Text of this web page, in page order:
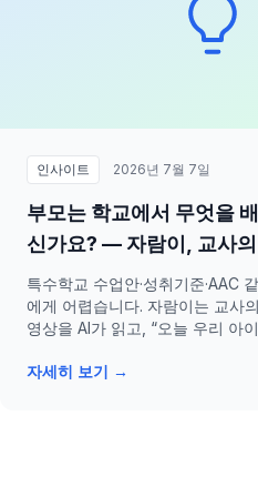
인사이트 2026년 7월 7일
부모는 학교에서 무엇을
신가요? — 자람이, 교사
모의 생활 언어로 번역합니
특수학교 수업안·성취기준·AAC
에게 어렵습니다. 자람이는 교사의
영상을 AI가 읽고, “오늘 우리 아
을 잇는 통역 AI입니다.
자세히 보기 →